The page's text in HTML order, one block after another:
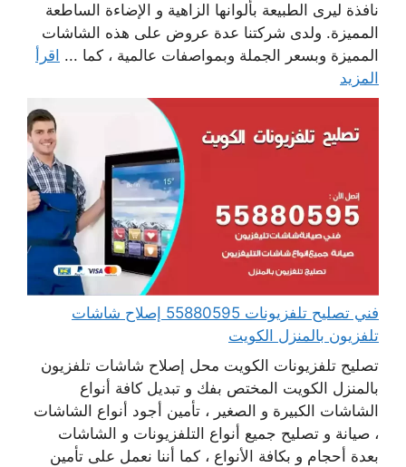
نافذة ليرى الطبيعة بألوانها الزاهية و الإضاءة الساطعة
المميزة. ولدى شركتنا عدة عروض على هذه الشاشات
المميزة وبسعر الجملة وبمواصفات عالمية ، كما ... اقرأ
المزيد
فني تصليح تلفزيونات 55880595 إصلاح شاشات
تلفزيون بالمنزل الكويت
تصليح تلفزيونات الكويت محل إصلاح شاشات تلفزيون
بالمنزل الكويت المختص بفك و تبديل كافة أنواع
الشاشات الكبيرة و الصغير ، تأمين أجود أنواع الشاشات
، صيانة و تصليح جميع أنواع التلفزيونات و الشاشات
بعدة أحجام و بكافة الأنواع ، كما أننا نعمل على تأمين